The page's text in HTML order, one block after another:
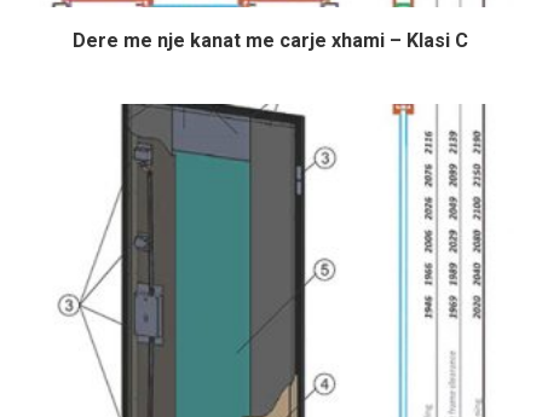
Dere me nje kanat me carje xhami – Klasi C